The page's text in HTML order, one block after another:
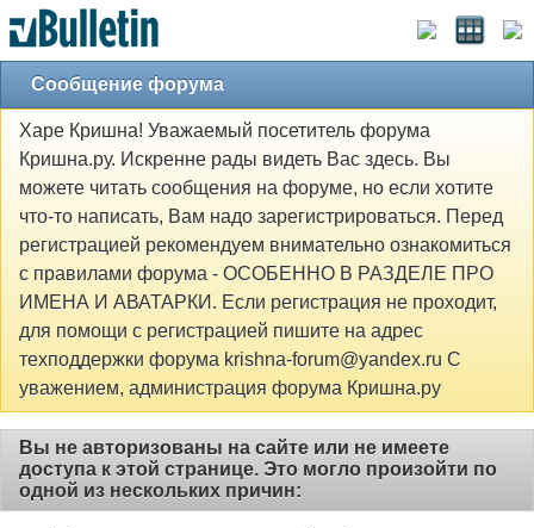
Сообщение форума
Харе Кришна! Уважаемый посетитель форума
Кришна.ру. Искренне рады видеть Вас здесь. Вы
можете читать сообщения на форуме, но если хотите
что-то написать, Вам надо зарегистрироваться. Перед
регистрацией рекомендуем внимательно ознакомиться
с правилами форума - ОСОБЕННО В РАЗДЕЛЕ ПРО
ИМЕНА И АВАТАРКИ. Если регистрация не проходит,
для помощи с регистрацией пишите на адрес
техподдержки форума krishna-forum@yandex.ru С
уважением, администрация форума Кришна.ру
Вы не авторизованы на сайте или не имеете
доступа к этой странице. Это могло произойти по
одной из нескольких причин: